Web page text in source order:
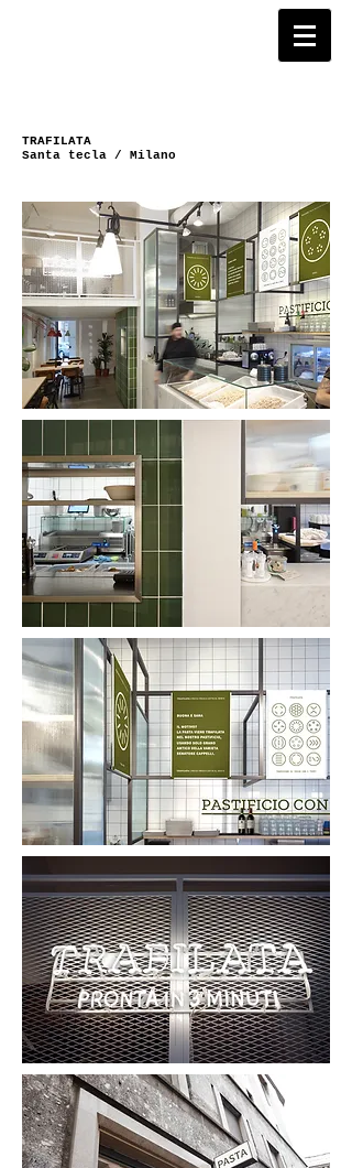
TRAFILATA
Santa tecla / Milano